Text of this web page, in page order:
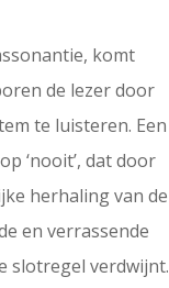
komt
de lezer door
te luisteren. Een
‘nooit’, dat door
herhaling van de
en verrassende
slotregel verdwijnt.